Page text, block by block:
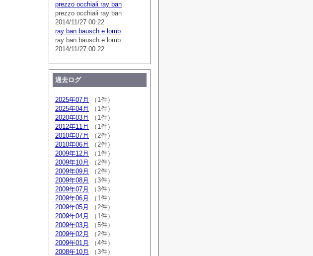
prezzo occhiali ray ban
prezzo occhiali ray ban
2014/11/27 00:22
ray ban bausch e lomb
ray ban bausch e lomb
2014/11/27 00:22
過去ログ
2025年07月
（1件）
2025年04月
（1件）
2020年03月
（1件）
2012年11月
（1件）
2010年07月
（2件）
2010年06月
（2件）
2009年12月
（1件）
2009年10月
（2件）
2009年09月
（2件）
2009年08月
（3件）
2009年07月
（3件）
2009年06月
（1件）
2009年05月
（2件）
2009年04月
（1件）
2009年03月
（5件）
2009年02月
（2件）
2009年01月
（4件）
2008年10月
（3件）